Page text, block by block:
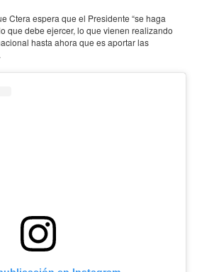
Ctera espera que el Presidente “se haga
que debe ejercer, lo que vienen realizando
hasta ahora que es aportar las